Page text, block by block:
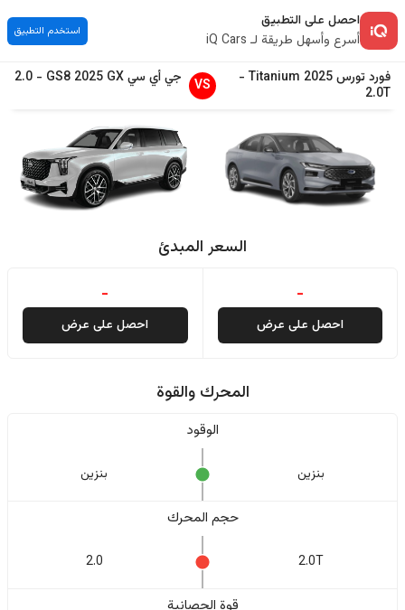
احصل على التطبيق
أسرع وأسهل طريقة لـ iQ Cars
استخدم التطبيق
فوردتورس2025
Titanium
-
2.0T
VS جي أي سي GS8 2025 GX
-
2.0
السعر المبدئ
-
احصل على عرض
-
احصل على عرض
المحرك والقوة
الوقود
بنزين بنزين
حجم المحرك
2.0T
2.0